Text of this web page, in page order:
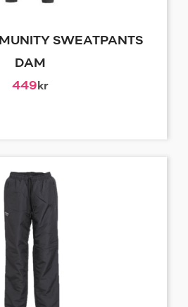
SWEATPANTS
DAM
449kr